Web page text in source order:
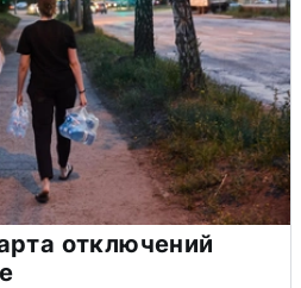
отключений